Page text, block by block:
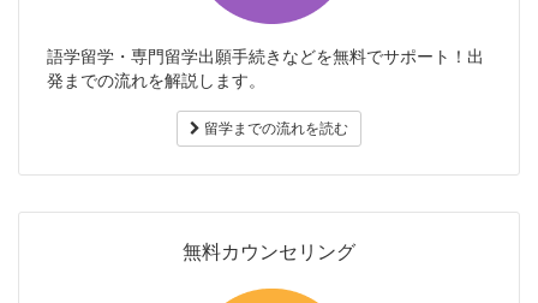
語学留学・専門留学出願手続きなどを無料でサポート！出
発までの流れを解説します。
留学までの流れを読む
無料カウンセリング